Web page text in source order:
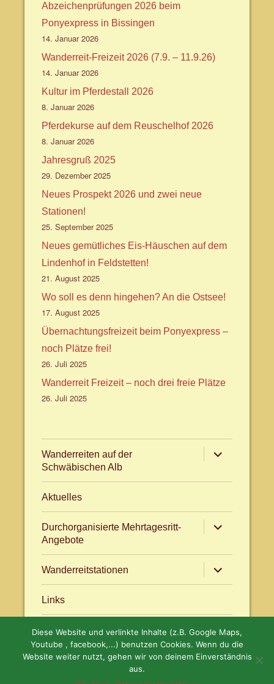
Abzeichenprüfungen 2026 beim
Ponyexpress in Bissingen
14. Januar 2026
Wanderreit-Freizeit 2026 (7.9. – 11.9.26)
14. Januar 2026
Kultur im Pferdestall 2026
8. Januar 2026
Pferdekurse auf dem Reuschelhof 2026
8. Januar 2026
Jahresgruß 2025
29. Dezember 2025
Neues Prospekt 2026 und zwei neue
Stationen!
25. September 2025
Neues gemütliches Eis-Häuschen auf dem
Lindenhof in Feldstetten!
21. August 2025
Wo soll es denn hingehen? An die Ostsee!
17. August 2025
Übernachtungsfreizeit beim Ponyexpress –
noch Plätze frei!
26. Juli 2025
Wanderreit Freizeit – noch drei freie Plätze
26. Juli 2025
Wanderreiten auf der
Schwäbischen Alb
Untermenü
anzeigen
Aktuelles
Durchorganisierte Mehrtagesritt-
Angebote
Untermenü
anzeigen
Wanderreitstationen
Untermenü
anzeigen
Links
Aktuellesfacebook.com/WanderreitenAlb
Diese Website und verlinkte Inhalte (z.B. Google Maps,
Youtube , facebook,...) benutzen Cookies. Wenn du die
Website weiter nutzt, gehen wir von deinem Einverständnis
aus.